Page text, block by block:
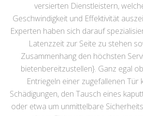
versierten Dienstleistern,
Geschwindigkeit und Effektivität
Experten haben sich darauf
Latenzzeit zur Seite zu stehen
Zusammenhang den höchsten
bietenbereitzustellen}. Ganz egal
Entriegeln einer zugefallenen Tür
Schädigungen, den Tausch eines
oder etwa um unmittelbare